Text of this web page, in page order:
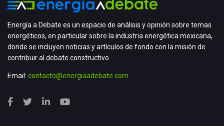
Energía a Debate es un espacio de análisis y opinión sobre temas
energéticos, en particular sobre la industria energética mexicana,
donde se incluyen noticias y artículos de fondo con la misión de
contribuir al debate constructivo.
Email: contacto@energiaadebate.com